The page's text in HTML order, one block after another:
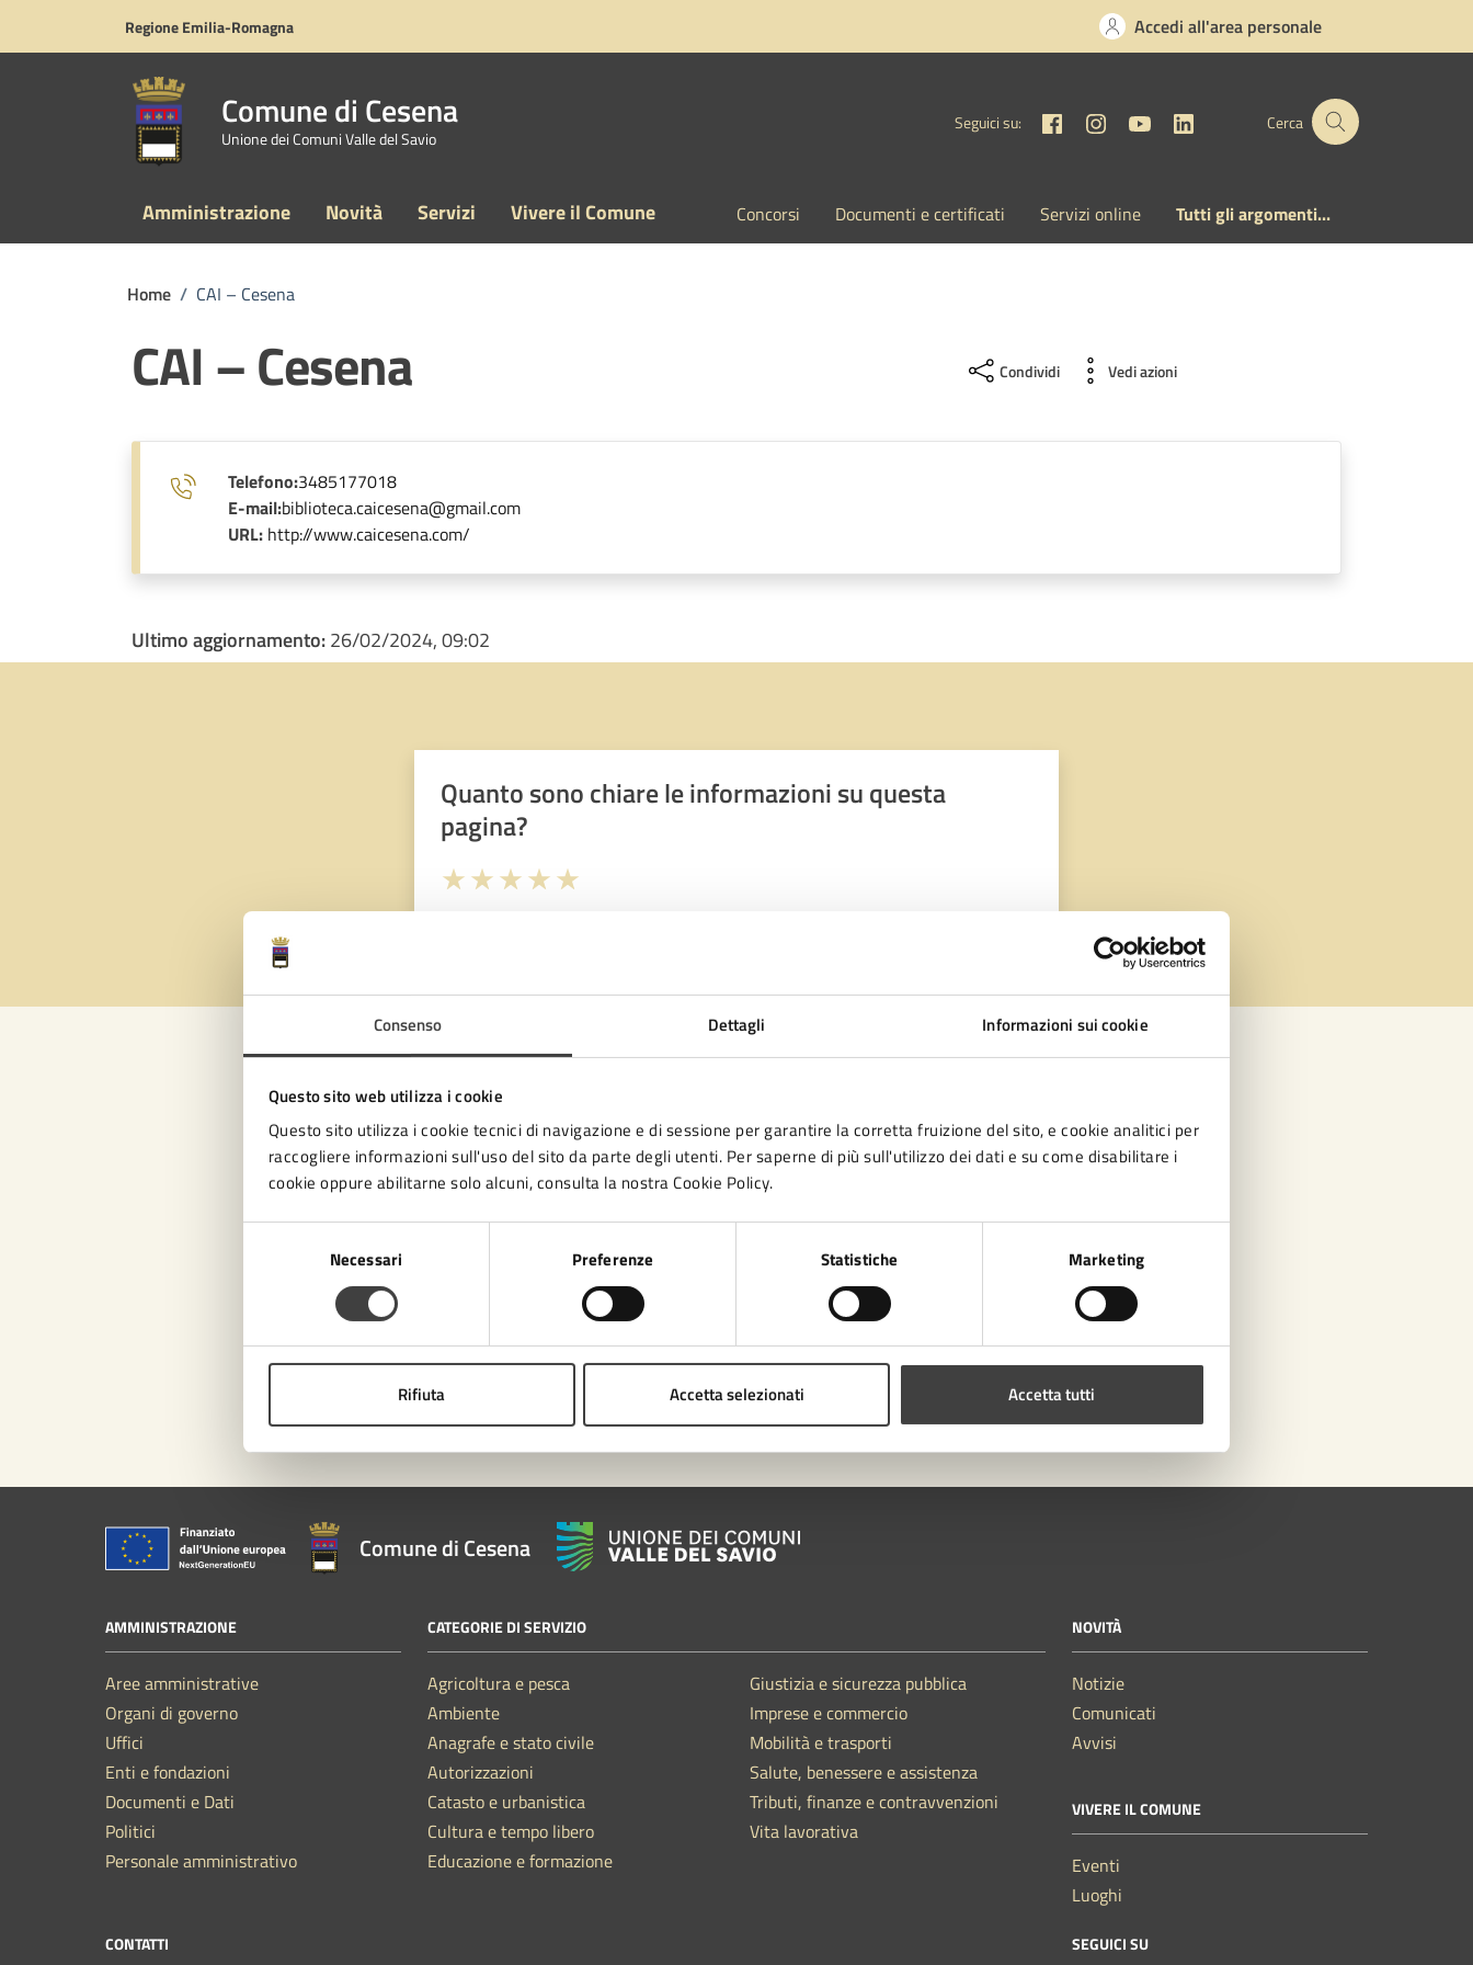
Consenso Dettagli Informazioni sui cookie
Questo sito web utilizza i cookie
Questo sito utilizza i cookie tecnici di navigazione e di sessione per garantire la corretta fruizione del sito, e cookie analitici per
raccogliere informazioni sull'uso del sito da parte degli utenti. Per saperne di più sull'utilizzo dei dati e su come disabilitare i
cookie oppure abilitarne solo alcuni, consulta la nostra Cookie Policy.
Necessari Preferenze Statistiche Marketing
Rifiuta Accetta selezionati Accetta tutti
Regione Emilia-Romagna Accedi all'area personale
Comune di Cesena
Unione dei Comuni Valle del Savio
Seguici su: FacebookInstagram
YouTubeLinkedinCerca
Amministrazione Novità Servizi Vivere il Comune Concorsi Documenti e certificati Servizi online Tutti gli argomenti...
Home / CAI – Cesena
CAI – Cesena Condividi Vedi azioni
Telefono:3485177018
E-mail:biblioteca.caicesena@gmail.com
URL: http://www.caicesena.com/
Ultimo aggiornamento:26/02/2024, 09:02
Quanto sono chiare le informazioni su questa
pagina?
Contatta il comune
Leggi le domande frequenti
Richiedi assistenza
Prenota appuntamento
Problemi in città
Comune di Cesena
AMMINISTRAZIONE
Aree amministrative
Organi di governo
Uffici
Enti e fondazioni
Documenti e Dati
Politici
Personale amministrativo
CATEGORIE DI SERVIZIO
Agricoltura e pesca
Ambiente
Anagrafe e stato civile
Autorizzazioni
Catasto e urbanistica
Cultura e tempo libero
Educazione e formazione
Giustizia e sicurezza pubblica
Imprese e commercio
Mobilità e trasporti
Salute, benessere e assistenza
Tributi, finanze e contravvenzioni
Vita lavorativa
NOVITÀ
Notizie
Comunicati
Avvisi
VIVERE IL COMUNE
Eventi
Luoghi
CONTATTI SEGUICI SU